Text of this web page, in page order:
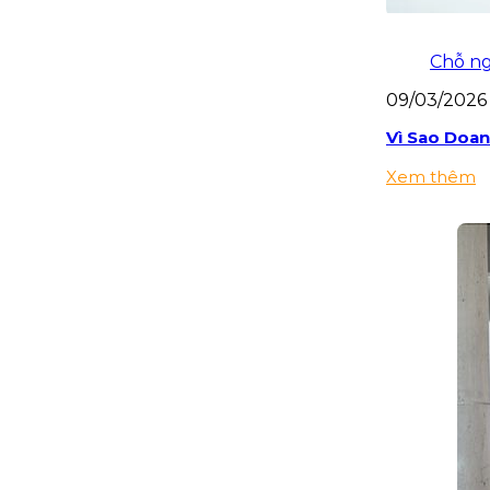
Chỗ
09/03/2026
Vì Sao
Xem thêm